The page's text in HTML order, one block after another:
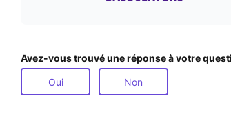
Avez-vous trouvé une réponse à votre
Oui Non